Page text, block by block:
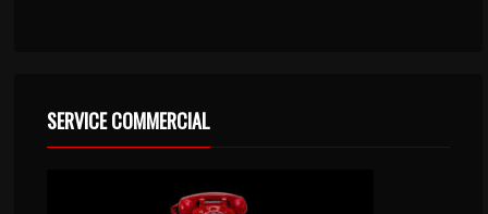
SERVICE COMMERCIAL